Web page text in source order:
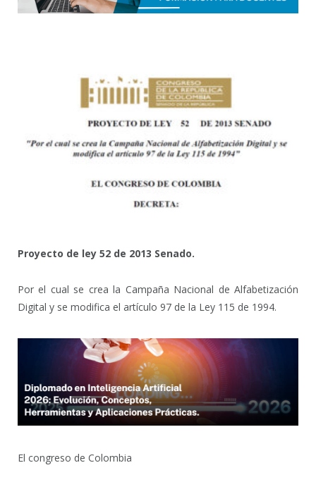
Proyecto de ley 52 de 2013 Senado.
Por el cual se crea la Campaña Nacional de Alfabetización
Digital y se modifica el artículo 97 de la Ley 115 de 1994.
El congreso de Colombia